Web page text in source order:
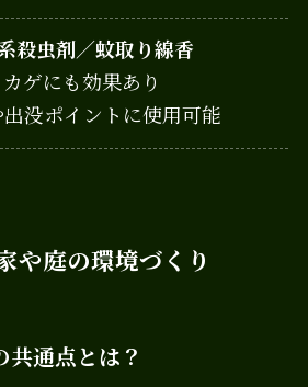
殺虫剤／蚊取り線香
ゲにも効果あり
没ポイントに使用可能
や庭の環境づくり
共通点とは？